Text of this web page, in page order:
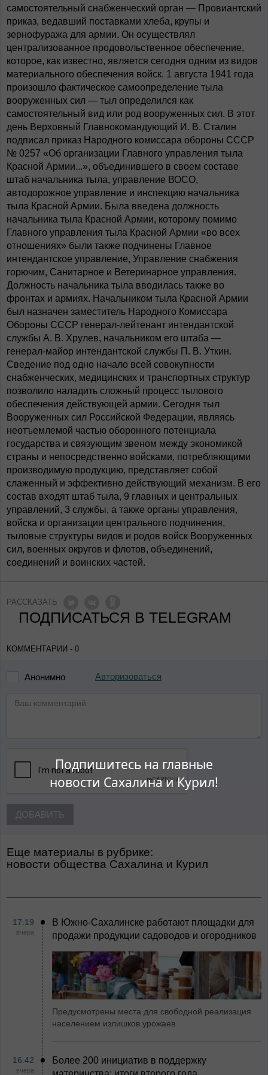
Подпишитесь на главные
новости Сахалина и Курил!
самостоятельный снабженческий орган — Провиантский
приказ, ведавший поставками хлеба, крупы и
зернофуража для армии. Он осуществлял
централизованное продовольственное обеспечение,
которое, как известно, является сегодня одним из видов
материального обеспечения войск. 1 августа 1941 года
произошло фактическое самоопределение тыла
вооруженных сил — тыл определился как
самостоятельный вид или род вооруженных сил. В этот
день Верховный Главнокомандующий И. В. Сталин
подписал приказ Народного комиссара обороны СССР
№ 0257 «Об организации Главного управления тыла
Красной Армии...», объединившего в своем составе
штаб начальника тыла, управление ВОСО,
автодорожное управление и инспекцию начальника
тыла Красной Армии. Была введена должность
начальника тыла Красной Армии, которому помимо
Главного управления тыла Красной Армии «во всех
отношениях» были также подчинены Главное
интендантское управление, Управление снабжения
горючим, Санитарное и Ветеринарное управления.
Должность начальника тыла вводилась также во
фронтах и армиях. Начальником тыла Красной Армии
был назначен заместитель Народного Комиссара
Обороны СССР генерал-лейтенант интендантской
службы А. В. Хрулев, начальником его штаба —
генерал-майор интендантской службы П. В. Уткин.
Сведение под одно начало всей совокупности
снабженческих, медицинских и транспортных структур
позволило наладить сложный процесс тылового
обеспечения действующей армии. Сегодня тыл
Вооруженных сил Российской Федерации, являясь
неотъемлемой частью оборонного потенциала
государства и связующим звеном между экономикой
страны и непосредственно войсками, потребляющими
производимую продукцию, представляет собой
слаженный и эффективно действующий механизм. В его
состав входят штаб тыла, 9 главных и центральных
управлений, 3 службы, а также органы управления,
войска и организации центрального подчинения,
тыловые структуры видов и родов войск Вооруженных
сил, военных округов и флотов, объединений,
соединений и воинских частей.
РАССКАЗАТЬ
ПОДПИСАТЬСЯ В TELEGRAM
КОММЕНТАРИИ - 0
Анонимно Авторизоваться
ДОБАВИТЬ
Еще материалы в рубрике:
Новости общества Сахалина и Курил
17:19
вчера
В Южно-Сахалинске работают площадки для
продажи продукции садоводов и огородников
Предусмотрены места для свободной реализация
населением излишков урожаев
16:42
вчера
Более 200 инициатив в поддержку